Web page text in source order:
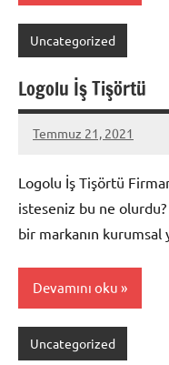
Uncategorized
Logolu İş Tişörtü
Temmuz 21, 2021
metindonmez
Logolu İş Tişörtü
isteseniz bu ne
bir markanın
Devamını oku
Uncategorized